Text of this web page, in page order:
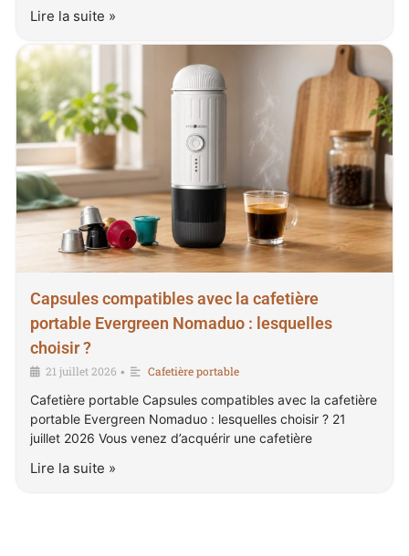
Lire la suite »
Capsules compatibles avec la cafetière
portable Evergreen Nomaduo : lesquelles
choisir ?
21 juillet 2026 • Cafetière portable
Cafetière portable Capsules compatibles avec la cafetière
portable Evergreen Nomaduo : lesquelles choisir ? 21
juillet 2026 Vous venez d’acquérir une cafetière
Lire la suite »